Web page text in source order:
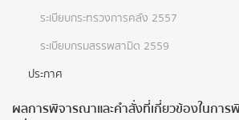
ระเบียบกระทรวงการคลัง 2557
ระเบียบกรมสรรพสามิต 2559
ประกาศ
ผลการพิจารณาและคำสั่งที่เกี่ยวข้องในกา